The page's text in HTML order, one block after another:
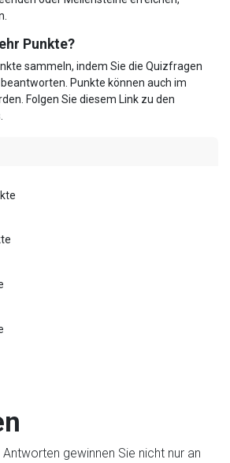
Punkte?
sammeln, indem Sie die Quizfragen
Punkte können auch im
Folgen Sie diesem Link zu den
e
e
gewinnen Sie nicht nur an